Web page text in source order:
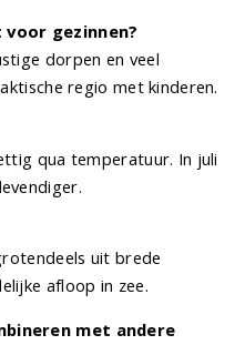
voor gezinnen?
dorpen en veel
regio met kinderen.
qua temperatuur. In juli
uit brede
afloop in zee.
met andere